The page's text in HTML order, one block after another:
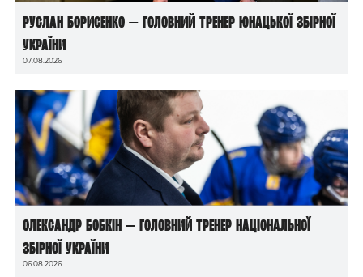
Руслан Борисенко — головний тренер юнацької збірної
України
07.08.2026
Олександр Бобкін — головний тренер національної
збірної України
06.08.2026